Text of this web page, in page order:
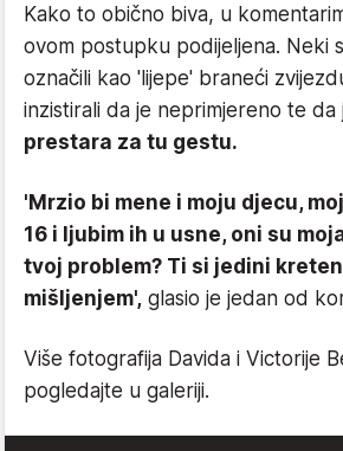
Kako to obično biva, u
ovom postupku podijeljena. Neki
označili kao 'lijepe' braneći
inzistirali da je neprimjereno te da
prestara za tu gestu.
'Mrzio bi mene i moju djecu,
16 i ljubim ih u usne, oni su
tvoj problem? Ti si jedini
mišljenjem', glasio je jedan od
Više fotografija Davida i Victorije
pogledajte u galeriji.